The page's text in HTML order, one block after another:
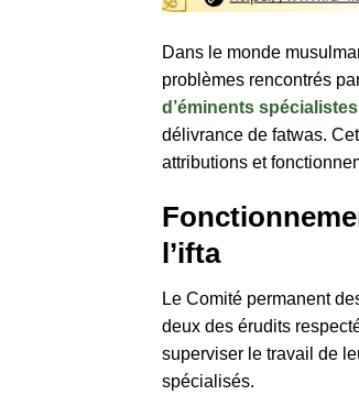
Dans le monde
problèmes rencontrés
d’éminents
délivrance de fatwas.
attributions et
l’ifta
Le Comité permanent
deux des érudits
superviser le travail de
spécialisés.